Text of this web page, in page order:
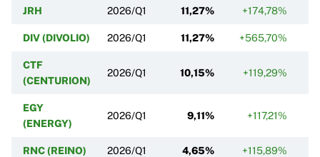
JRH 2026/Q1 11,27% +174,78%
DIV (DIVOLIO) 2026/Q1 11,27% +565,70%
CTF
(CENTURION)
2026/Q1 10,15% +119,29%
EGY
(ENERGY)
2026/Q1 9,11% +117,21%
RNC (REINO) 2026/Q1 4,65% +115,89%